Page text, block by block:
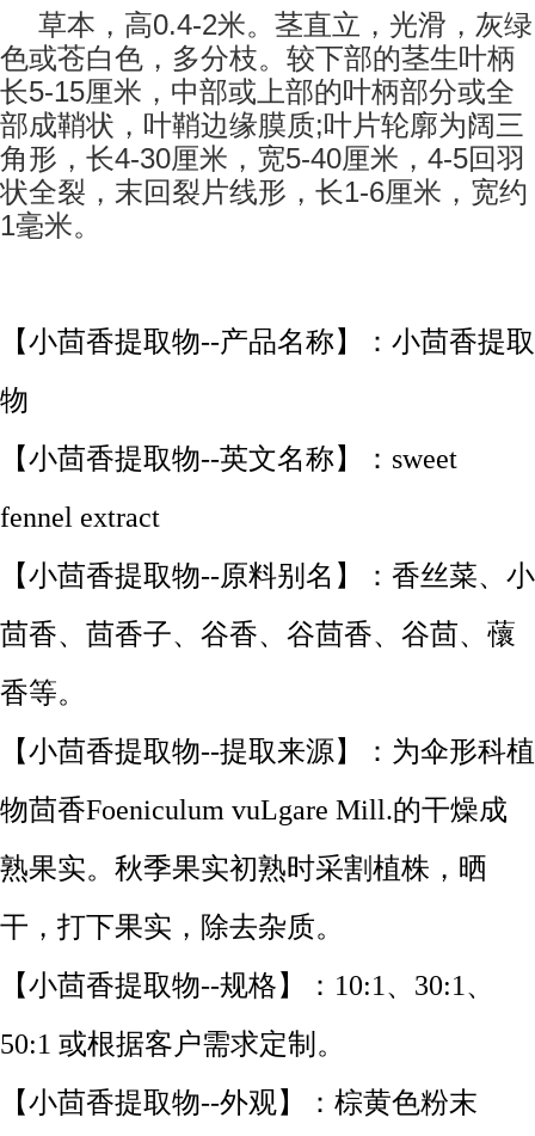
草本，高0.4-2米。茎直立，光滑，灰绿
色或苍白色，多分枝。较下部的茎生叶柄
长5-15厘米，中部或上部的叶柄部分或全
部成鞘状，叶鞘边缘膜质;叶片轮廓为阔三
角形，长4-30厘米，宽5-40厘米， 4-5回羽
状全裂，末回裂片线形，长1-6厘米，宽约
1毫米。
【小茴香提取物--产品名称】：小茴香提取
物
【小茴香提取物--英文名称】：sweet
fennel extract
【小茴香提取物--原料别名】：香丝菜、小
茴香、茴香子、谷香、谷茴香、谷茴、蘹
香等。
【小茴香提取物--提取来源】：为伞形科植
物茴香Foeniculum vuLgare Mill.的干燥成
熟果实。秋季果实初熟时采割植株，晒
干，打下果实，除去杂质。
【小茴香提取物--规格】：10:1、30:1、
50:1 或根据客户需求定制。
【小茴香提取物--外观】：棕黄色粉末